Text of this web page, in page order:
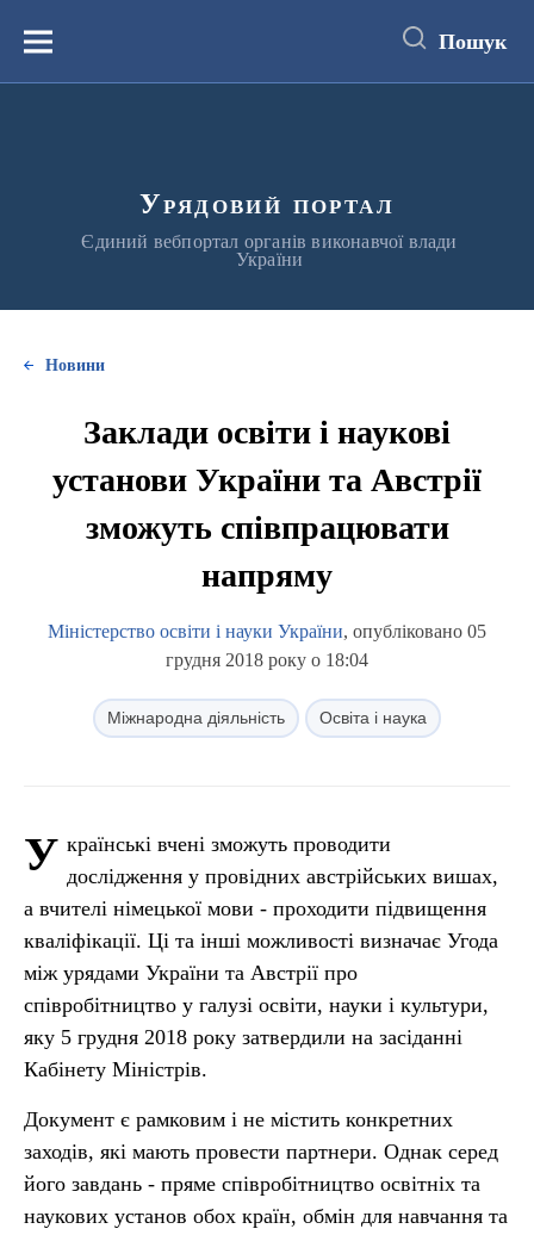
вмістуМеню Пошук
Урядовий портал
Єдиний вебпортал органів виконавчої влади
України
Новини
Заклади освіти і наукові
установи України та Австрії
зможуть співпрацювати
напряму
Міністерство освіти і науки України, опубліковано 05
грудня 2018 року о 18:04
Міжнародна діяльність Освіта і наука
У країнські вчені зможуть проводити
дослідження у провідних австрійських вишах,
а вчителі німецької мови - проходити підвищення
кваліфікації. Ці та інші можливості визначає Угода
між урядами України та Австрії про
співробітництво у галузі освіти, науки і культури,
яку 5 грудня 2018 року затвердили на засіданні
Кабінету Міністрів.
Документ є рамковим і не містить конкретних
заходів, які мають провести партнери. Однак серед
його завдань - пряме співробітництво освітніх та
наукових установ обох країн, обмін для навчання та